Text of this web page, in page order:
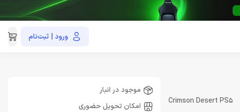
ورود | ثبت‌نام021-91035390
Crimson Desert PS5
موجود در انبار
امکان تحویل حضوری